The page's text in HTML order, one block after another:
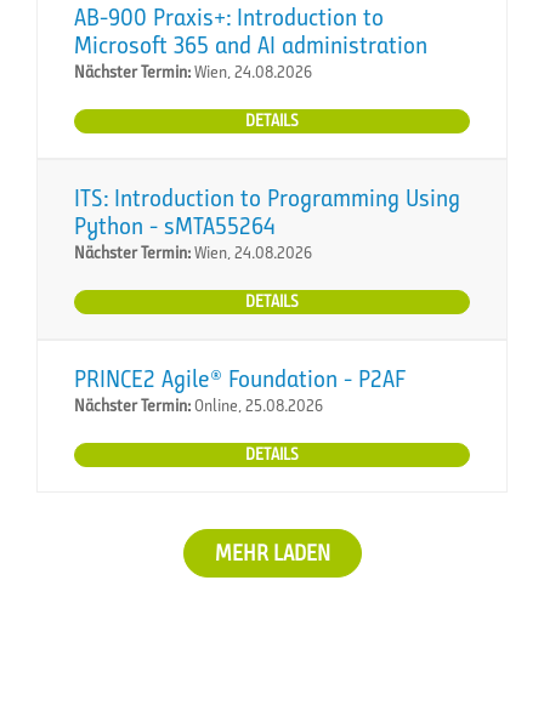
AB-900 Praxis+: Introduction to
Microsoft 365 and AI administration
Nächster Termin:Wien, 24.08.2026
DETAILS
ITS: Introduction to Programming Using
Python - sMTA55264
Nächster Termin:Wien, 24.08.2026
DETAILS
PRINCE2 Agile® Foundation - P2AF
Nächster Termin:Online, 25.08.2026
DETAILS
MEHR LADEN